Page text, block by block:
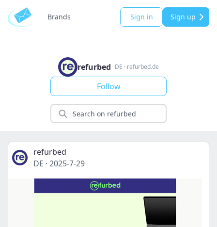
Brands Sign in Sign up
refurbed DE · refurbed.de
Follow
refurbed
DE · 2025-7-29